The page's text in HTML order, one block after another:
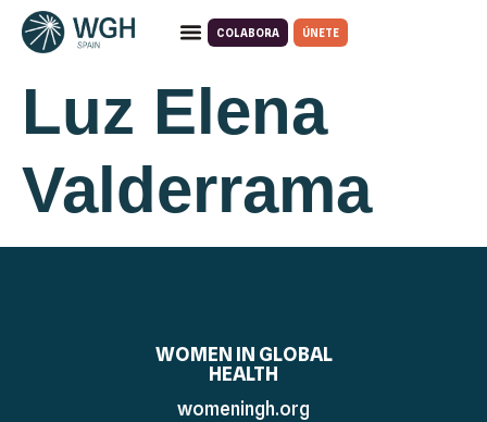
COLABORA ÚNETE
Luz Elena
Valderrama
WOMEN IN GLOBAL
HEALTH
womeningh.org